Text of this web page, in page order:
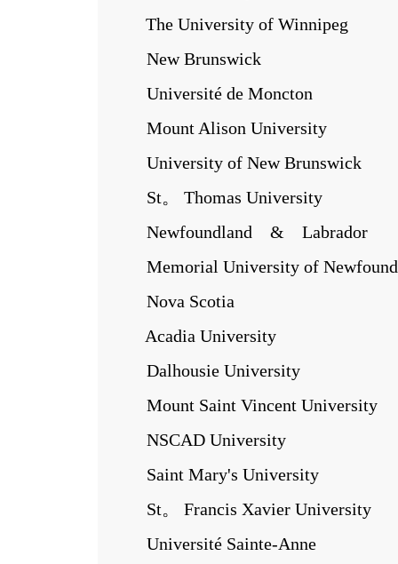
The University of Winnipeg
New Brunswick
Université de Moncton
Mount Alison University
University of New Brunswick
St。 Thomas University
Newfoundland & Labrador
Memorial University of
Nova Scotia
Acadia University
Dalhousie University
Mount Saint Vincent University
NSCAD University
Saint Mary's University
St。 Francis Xavier University
Université Sainte-Anne